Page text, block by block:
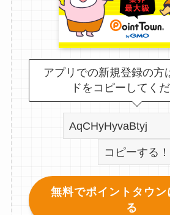
アプリでの新規登録の方
ドをコピーしてく
コピーする！
無料でポイントタウン
る